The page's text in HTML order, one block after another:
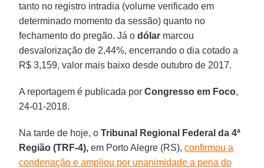
tanto no registro intradia (volume verificado em
determinado momento da sessão) quanto no
fechamento do pregão. Já odólar marcou
desvalorização de 2,44%, encerrando o dia cotado a
R$ 3,159, valor mais baixo desde outubro de 2017.
A reportagem é publicada porCongresso em Foco,
24-01-2018.
Na tarde de hoje, oTribunal Regional Federal da 4ª
Região (TRF-4), em Porto Alegre (RS),confirmou a
condenação e ampliou por unanimidade a pena do